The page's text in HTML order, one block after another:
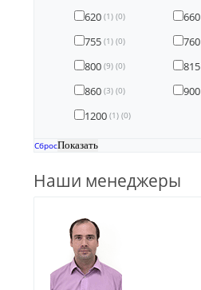
620 (1) (0) 660
755 (1) (0) 760
800 (9) (0) 815
860 (3) (0) 900
1200 (1) (0)
Сброс
Наши менеджеры